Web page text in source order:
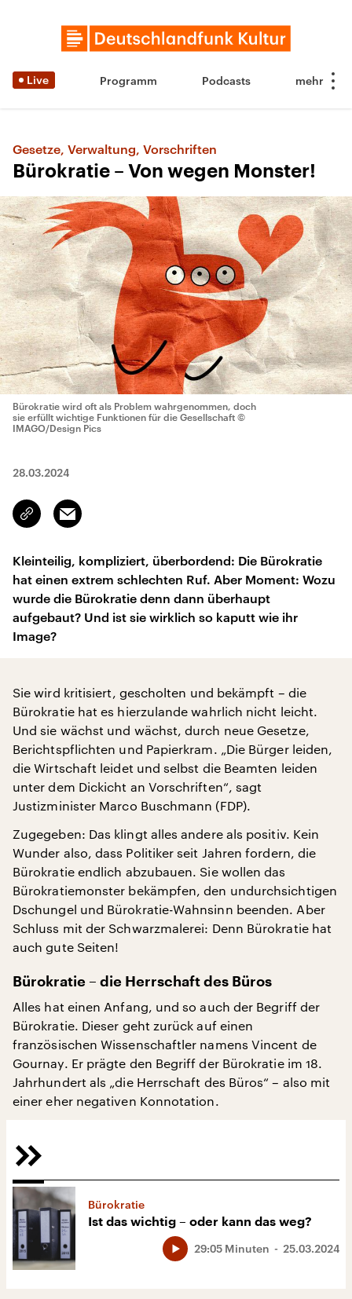
Live Programm Podcasts
Gesetze, Verwaltung, Vorschriften
Bürokratie – Von wegen Monster!
Bürokratie wird oft als Problem wahrgenommen, doch
sie erfüllt wichtige Funktionen für die Gesellschaft ©
IMAGO/Design Pics
28.03.2024
Link
kopieren/teilen
Email
Kleinteilig, kompliziert, überbordend: Die Bürokratie
hat einen extrem schlechten Ruf. Aber Moment: Wozu
wurde die Bürokratie denn dann überhaupt
aufgebaut? Und ist sie wirklich so kaputt wie ihr
Image?
Sie wird kritisiert, gescholten und bekämpft – die
Bürokratie hat es hierzulande wahrlich nicht leicht.
Und sie wächst und wächst, durch neue Gesetze,
Berichtspflichten und Papierkram. „Die Bürger leiden,
die Wirtschaft leidet und selbst die Beamten leiden
unter dem Dickicht an Vorschriften“, sagt
Justizminister Marco Buschmann (FDP).
Zugegeben: Das klingt alles andere als positiv. Kein
Wunder also, dass Politiker seit Jahren fordern, die
Bürokratie endlich abzubauen. Sie wollen das
Bürokratiemonster bekämpfen, den undurchsichtigen
Dschungel und Bürokratie-Wahnsinn beenden. Aber
Schluss mit der Schwarzmalerei: Denn Bürokratie hat
auch gute Seiten!
Bürokratie – die Herrschaft des Büros
Alles hat einen Anfang, und so auch der Begriff der
Bürokratie. Dieser geht zurück auf einen
französischen Wissenschaftler namens Vincent de
Gournay. Er prägte den Begriff der Bürokratie im 18.
Jahrhundert als „die Herrschaft des Büros“ – also mit
einer eher negativen Konnotation.
Bürokratie
Ist das wichtig – oder kann das weg?
25.03.2024
29:05 Minuten